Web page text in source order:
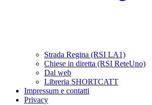
Strada Regina (RSI LA1)
Chiese in diretta (RSI ReteUno)
Dal web
Libreria SHORTCATT
Impressum e contatti
Privacy